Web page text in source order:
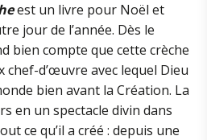
est un livre pour Noël et
jour de l’année. Dès le
bien compte que cette crèche
d’œuvre avec lequel Dieu
bien avant la Création. La
en un spectacle divin dans
ce qu’il a créé : depuis une